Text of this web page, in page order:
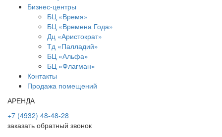
Бизнес-центры
БЦ «Время»
БЦ «Времена Года»
Дц «Аристократ»
Тд «Палладий»
БЦ «Альфа»
БЦ «Флагман»
Контакты
Продажа помещений
АРЕНДА
+7 (4932) 48-48-28
заказать обратный звонок